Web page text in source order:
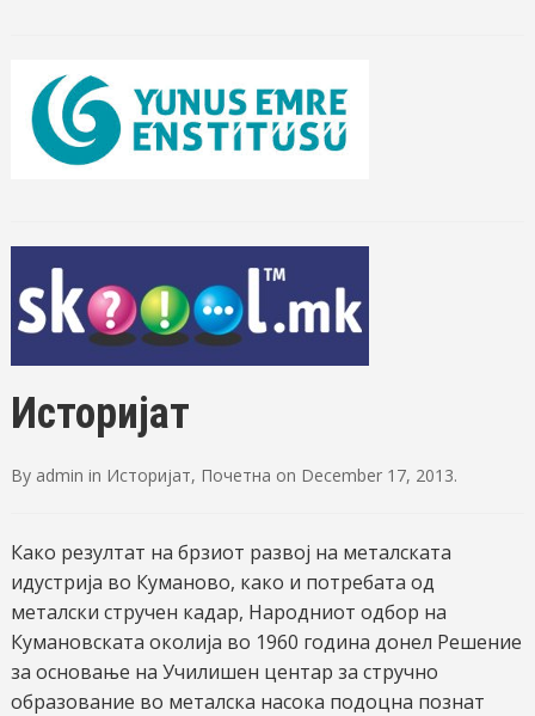
Историјат
By admin in Историјат, Почетна on December 17, 2013.
Како резултат на брзиот развој на металската
идустрија во Куманово, како и потребата од
металски стручен кадар, Народниот одбор на
Кумановската околија во 1960 година донел Решение
за основање на Училишен центар за стручно
образование во металска насока подоцна познат